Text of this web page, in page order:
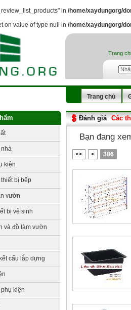
in /home/xaydungorg/
on value of type null in /home/xaydungorg/
Trang
Trang chủ
kiện
bị bếp
vườn
bị vệ sinh
và đồ làm vườn
cấu lắp dựng
kiện
Đánh giá Các
Bạn đang
<< < 386